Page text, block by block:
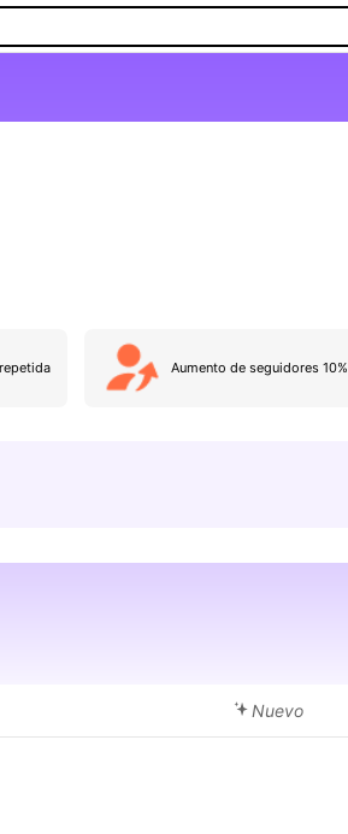
Aumento de seguidores 10%
Nuevo